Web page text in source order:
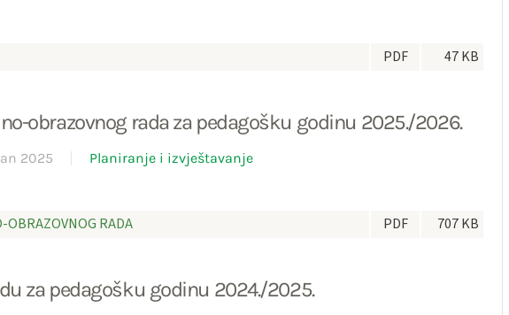
PDF 47 KB
obrazovnog rada za pedagošku godinu 2025./2026.
2025 Planiranje i izvještavanje
OBRAZOVNOG RADA PDF 707 KB
za pedagošku godinu 2024./2025.